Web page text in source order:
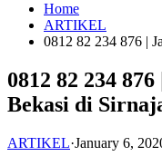
Home
ARTIKEL
0812 82 234 876 |
0812 82 234
Bekasi di
ARTIKEL·January 6,